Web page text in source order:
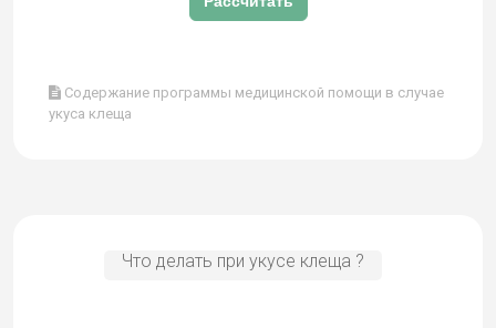
Содержание программы медицинской помощи в случае
укуса клеща
Что делать при укусе клеща ?